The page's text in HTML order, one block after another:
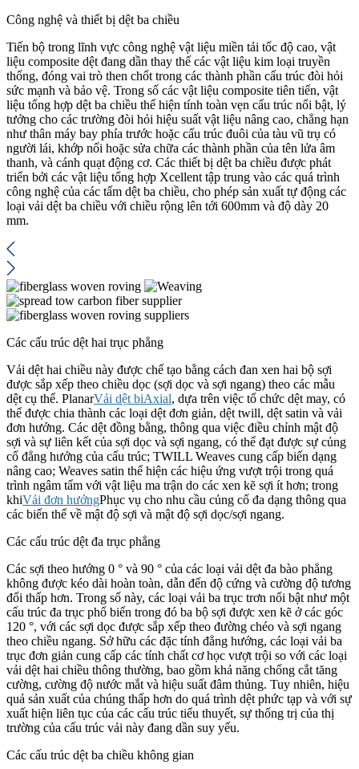
Công nghệ và thiết bị dệt ba chiều
Tiến bộ trong lĩnh vực công nghệ vật liệu miền tải tốc độ cao, vật
liệu composite dệt đang dần thay thế các vật liệu kim loại truyền
thống, đóng vai trò then chốt trong các thành phần cấu trúc đòi hỏi
sức mạnh và bảo vệ. Trong số các vật liệu composite tiên tiến, vật
liệu tổng hợp dệt ba chiều thể hiện tính toàn vẹn cấu trúc nổi bật, lý
tưởng cho các trường đòi hỏi hiệu suất vật liệu nâng cao, chẳng hạn
như thân máy bay phía trước hoặc cấu trúc đuôi của tàu vũ trụ có
người lái, khớp nối hoặc sửa chữa các thành phần của tên lửa âm
thanh, và cánh quạt động cơ. Các thiết bị dệt ba chiều được phát
triển bởi các vật liệu tổng hợp Xcellent tập trung vào các quá trình
công nghệ của các tấm dệt ba chiều, cho phép sản xuất tự động các
loại vải dệt ba chiều với chiều rộng lên tới 600mm và độ dày 20
mm.
Các cấu trúc dệt hai trục phẳng
Vải dệt hai chiều này được chế tạo bằng cách đan xen hai bộ sợi
được sắp xếp theo chiều dọc (sợi dọc và sợi ngang) theo các mẫu
dệt cụ thể. PlanarVải dệt biAxial, dựa trên việc tổ chức dệt may, có
thể được chia thành các loại dệt đơn giản, dệt twill, dệt satin và vải
đơn hướng. Các dệt đồng bằng, thông qua việc điều chỉnh mật độ
sợi và sự liên kết của sợi dọc và sợi ngang, có thể đạt được sự củng
cố đẳng hướng của cấu trúc; TWILL Weaves cung cấp biến dạng
nâng cao; Weaves satin thể hiện các hiệu ứng vượt trội trong quá
trình ngâm tẩm với vật liệu ma trận do các xen kẽ sợi ít hơn; trong
khiVải đơn hướngPhục vụ cho nhu cầu củng cố đa dạng thông qua
các biến thể về mật độ sợi và mật độ sợi dọc/sợi ngang.
Các cấu trúc dệt đa trục phẳng
Các sợi theo hướng 0 ° và 90 ° của các loại vải dệt đa bào phẳng
không được kéo dài hoàn toàn, dẫn đến độ cứng và cường độ tương
đối thấp hơn. Trong số này, các loại vải ba trục trơn nổi bật như một
cấu trúc đa trục phổ biến trong đó ba bộ sợi được xen kẽ ở các góc
120 °, với các sợi dọc được sắp xếp theo đường chéo và sợi ngang
theo chiều ngang. Sở hữu các đặc tính đẳng hướng, các loại vải ba
trục đơn giản cung cấp các tính chất cơ học vượt trội so với các loại
vải dệt hai chiều thông thường, bao gồm khả năng chống cắt tăng
cường, cường độ nước mắt và hiệu suất đâm thủng. Tuy nhiên, hiệu
quả sản xuất của chúng thấp hơn do quá trình dệt phức tạp và với sự
xuất hiện liên tục của các cấu trúc tiểu thuyết, sự thống trị của thị
trường của cấu trúc vải này đang dần suy yếu.
Các cấu trúc dệt ba chiều không gian